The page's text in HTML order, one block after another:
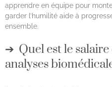
apprendre en équipe pour
garder l’humilité aide à
ensemble.
Quel est le
analyses